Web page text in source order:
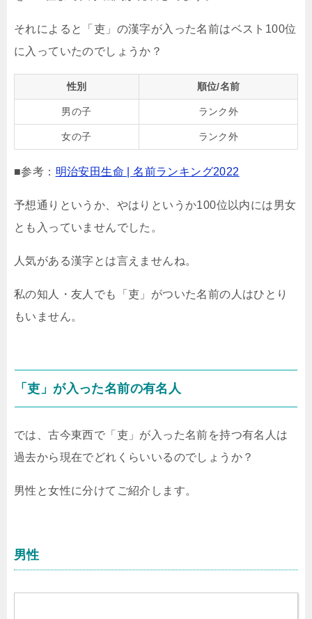
それによると「吏」の漢字が入った名前はベスト100位
に入っていたのでしょうか？
性別 順位/名前
男の子 ランク外
女の子 ランク外
■参考： 明治安田生命 | 名前ランキング2022
予想通りというか、やはりというか100位以内には男女
とも入っていませんでした。
人気がある漢字とは言えませんね。
私の知人・友人でも「吏」がついた名前の人はひとり
もいません。
「吏」が入った名前の有名人
では、古今東西で「吏」が入った名前を持つ有名人は
過去から現在でどれくらいいるのでしょうか？
男性と女性に分けてご紹介します。
男性